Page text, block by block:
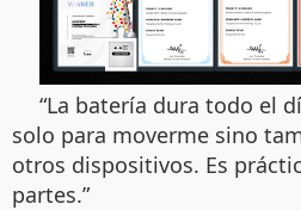
“La batería dura todo el
solo para moverme sino
otros dispositivos. Es
partes.”